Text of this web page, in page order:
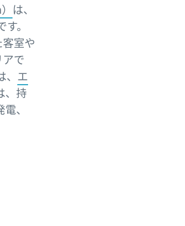
は、
。
室や
で
エ
、持
、